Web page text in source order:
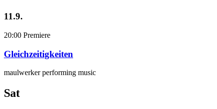
11.9.
20:00 Premiere
Gleichzeitigkeiten
maulwerker performing music
Sat